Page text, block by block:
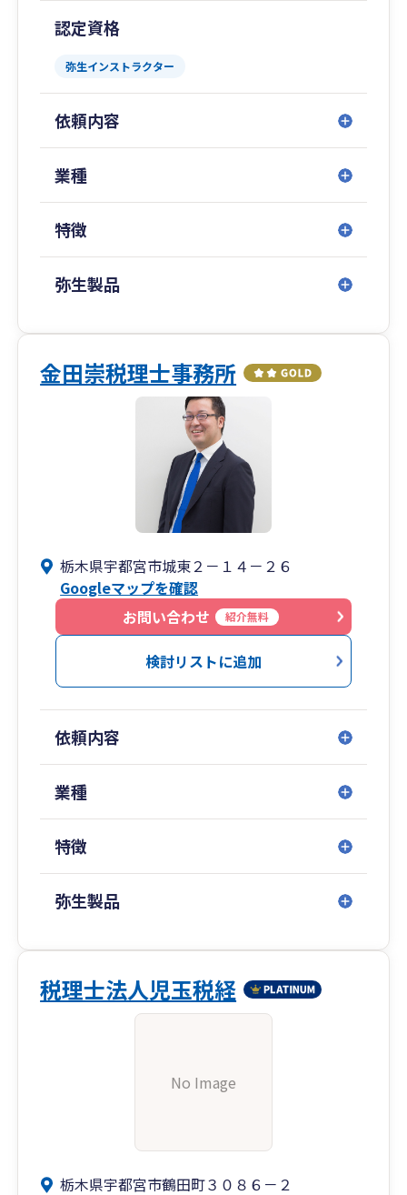
認定資格
弥生インストラクター
依頼内容
業種
特徴
弥生製品
金田崇税理士事務所
栃木県宇都宮市城東２－１４－２６
Googleマップを確認
お問い合わせ
紹介無料
検討リストに追加
依頼内容
業種
特徴
弥生製品
税理士法人児玉税経
No Image
栃木県宇都宮市鶴田町３０８６－２